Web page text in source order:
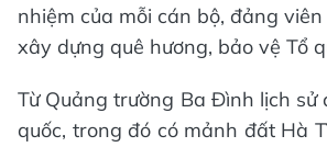
nhiệm của mỗi cán bộ, đảng
xây dựng quê hương, bảo vệ Tổ
Từ Quảng trường Ba Đình lịch sử
quốc, trong đó có mảnh đất Hà